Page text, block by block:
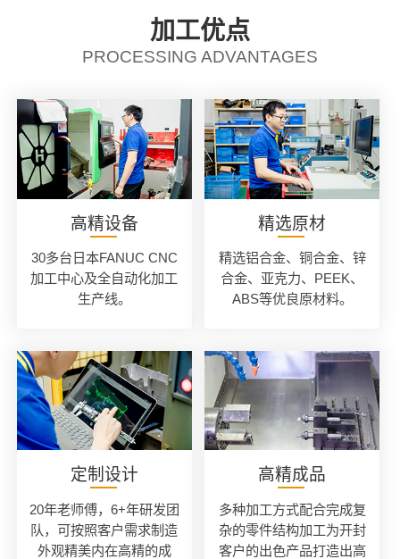
加工优点
PROCESSING ADVANTAGES
高精设备
30多台日本FANUC CNC
加工中心及全自动化加工
生产线。
精选原材
精选铝合金、铜合金、锌
合金、亚克力、PEEK、
ABS等优良原材料。
定制设计
20年老师傅，6+年研发团
队，可按照客户需求制造
外观精美内在高精的成
高精成品
多种加工方式配合完成复
杂的零件结构加工为开封
客户的出色产品打造出高